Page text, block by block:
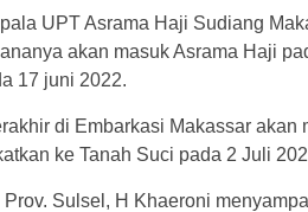
UPT Asrama Haji Sudiang
akan masuk Asrama Haji
17 juni 2022.
di Embarkasi Makassar akan
ke Tanah Suci pada 2 Juli
Sulsel, H Khaeroni